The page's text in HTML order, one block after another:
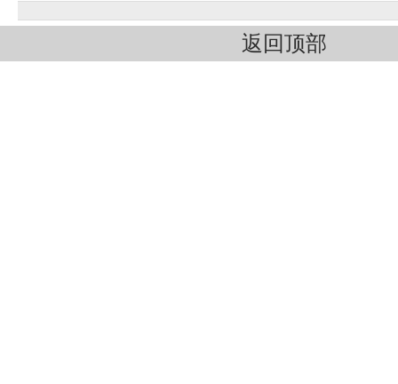
返回顶部